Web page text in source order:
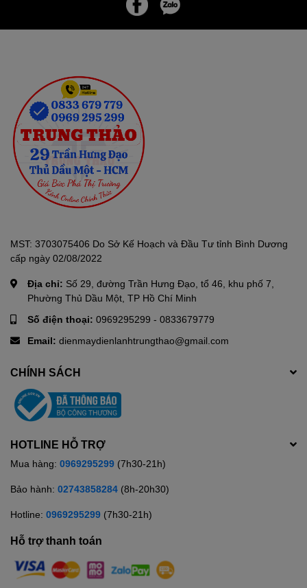
MST: 3703075406 Do Sở Kế Hoạch và Đầu Tư tỉnh Bình Dương
cấp ngày 02/08/2022
Địa chỉ: Số 29, đường Trần Hưng Đạo, tổ 46, khu phố 7,
Phường Thủ Dầu Một, TP Hồ Chí Minh
Số điện thoại: 0969295299 - 0833679779
Email: dienmaydienlanhtrungthao@gmail.com
CHÍNH SÁCH
HOTLINE HỖ TRỢ
Mua hàng: 0969295299 (7h30-21h)
Bảo hành: 02743858284 (8h-20h30)
Hotline: 0969295299 (7h30-21h)
Hỗ trợ thanh toán